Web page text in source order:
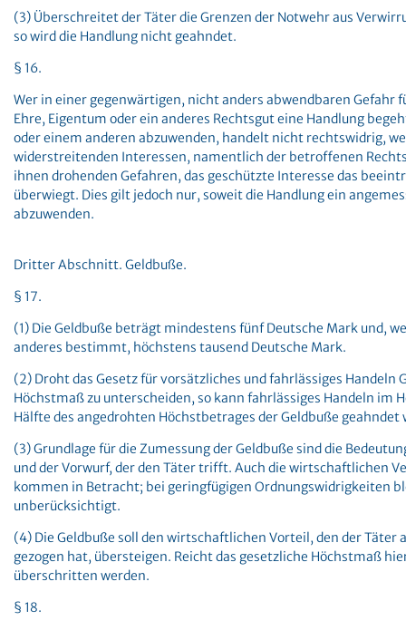
(3) Überschreitet der Täter die Grenzen der Notwehr aus
so wird die Handlung nicht geahndet.
§ 16.
Wer in einer gegenwärtigen, nicht anders abwendbaren Gefahr
Ehre, Eigentum oder ein anderes Rechtsgut eine Handlung
oder einem anderen abzuwenden, handelt nicht rechtswidrig,
widerstreitenden Interessen, namentlich der betroffenen
ihnen drohenden Gefahren, das geschützte Interesse das
überwiegt. Dies gilt jedoch nur, soweit die Handlung ein
abzuwenden.
Dritter Abschnitt. Geldbuße.
§ 17.
(1) Die Geldbuße beträgt mindestens fünf Deutsche Mark und,
anderes bestimmt, höchstens tausend Deutsche Mark.
(2) Droht das Gesetz für vorsätzliches und fahrlässiges Handeln
Höchstmaß zu unterscheiden, so kann fahrlässiges Handeln im
Hälfte des angedrohten Höchstbetrages der Geldbuße geahndet
(3) Grundlage für die Zumessung der Geldbuße sind die
und der Vorwurf, der den Täter trifft. Auch die wirtschaftlichen
kommen in Betracht; bei geringfügigen Ordnungswidrigkeiten
unberücksichtigt.
(4) Die Geldbuße soll den wirtschaftlichen Vorteil, den der Täter
gezogen hat, übersteigen. Reicht das gesetzliche Höchstmaß
überschritten werden.
§ 18.